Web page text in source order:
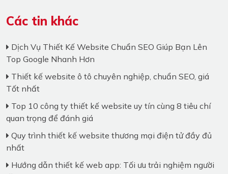
Các tin khác
Dịch Vụ Thiết Kế Website Chuẩn SEO Giúp Bạn Lên
Top Google Nhanh Hơn
Thiết kế website ô tô chuyên nghiệp, chuẩn SEO, giá
Tốt nhất
Top 10 công ty thiết kế website uy tín cùng 8 tiêu chí
quan trọng để đánh giá
Quy trình thiết kế website thương mại điện tử đầy đủ
nhất
Hướng dẫn thiết kế web app: Tối ưu trải nghiệm người